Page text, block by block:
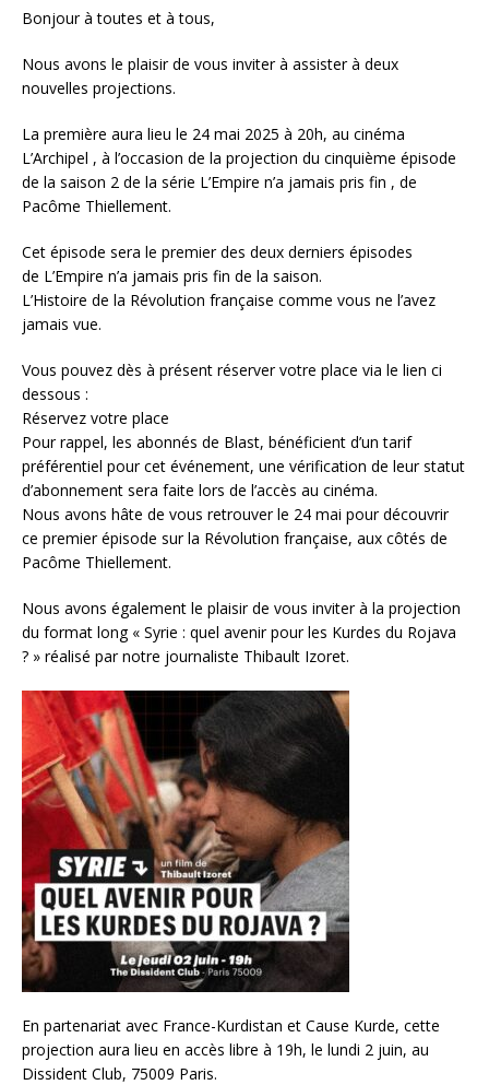
Bonjour à toutes et à tous,
Nous avons le plaisir de vous inviter à assister à deux
nouvelles projections.
La première aura lieu le 24 mai 2025 à 20h, au cinéma
L’Archipel , à l’occasion de la projection du cinquième épisode
de la saison 2 de la série L’Empire n’a jamais pris fin , de
Pacôme Thiellement.
Cet épisode sera le premier des deux derniers épisodes
de L’Empire n’a jamais pris fin de la saison.
L’Histoire de la Révolution française comme vous ne l’avez
jamais vue.
Vous pouvez dès à présent réserver votre place via le lien ci
dessous :
Réservez votre place
Pour rappel, les abonnés de Blast, bénéficient d’un tarif
préférentiel pour cet événement, une vérification de leur statut
d’abonnement sera faite lors de l’accès au cinéma.
Nous avons hâte de vous retrouver le 24 mai pour découvrir
ce premier épisode sur la Révolution française, aux côtés de
Pacôme Thiellement.
Nous avons également le plaisir de vous inviter à la projection
du format long « Syrie : quel avenir pour les Kurdes du Rojava
? » réalisé par notre journaliste Thibault Izoret.
En partenariat avec France-Kurdistan et Cause Kurde, cette
projection aura lieu en accès libre à 19h, le lundi 2 juin, au
Dissident Club, 75009 Paris.